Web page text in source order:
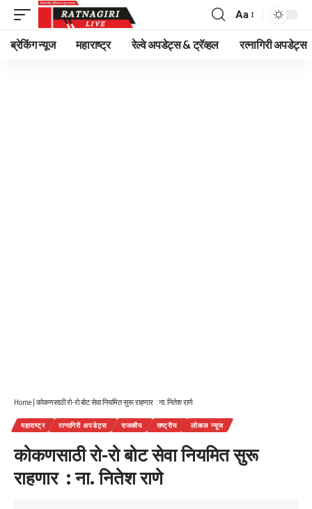
Font
Resizer
Aa
ब्रेकिंग न्यूज महाराष्ट्र रेल्वे अपडेट्स & ट्रॅव्हल रत्नागिरी अपडेट्स
Home | कोकणसाठी रो-रो बोट सेवा नियमित सुरू राहणार : ना. नितेश राणे
महाराष्ट्र रत्नागिरी अपडेट्स राजकीय राष्ट्रीय लोकल न्यूज
कोकणसाठी रो-रो बोट सेवा नियमित सुरू
राहणार : ना. नितेश राणे